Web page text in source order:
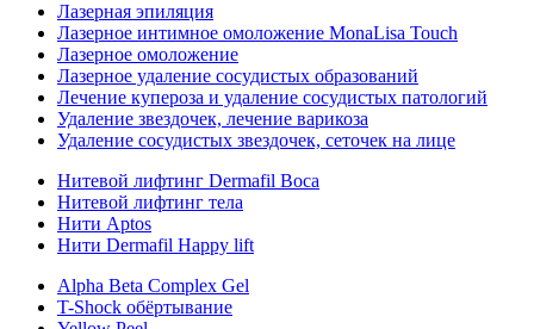
Лазерная эпиляция
Лазерное интимное омоложение MonaLisa Touch
Лазерное омоложение
Лазерное удаление сосудистых образований
Лечение купероза и удаление сосудистых патологий
Удаление звездочек, лечение варикоза
Удаление сосудистых звездочек, сеточек на лице
Нитевой лифтинг Dermafil Boca
Нитевой лифтинг тела
Нити Aptos
Нити Dermafil Happy lift
Alpha Beta Complex Gel
T-Shock обёртывание